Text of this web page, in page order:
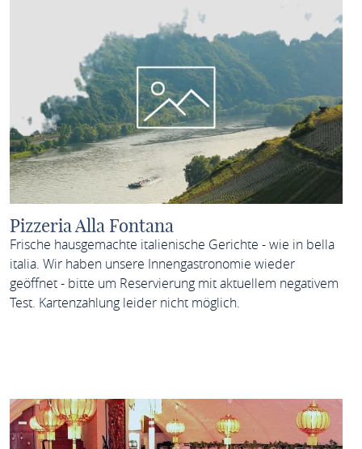
Pizzeria Alla Fontana
Frische hausgemachte italienische Gerichte - wie in bella
italia. Wir haben unsere Innengastronomie wieder
geöffnet - bitte um Reservierung mit aktuellem negativem
Test. Kartenzahlung leider nicht möglich.